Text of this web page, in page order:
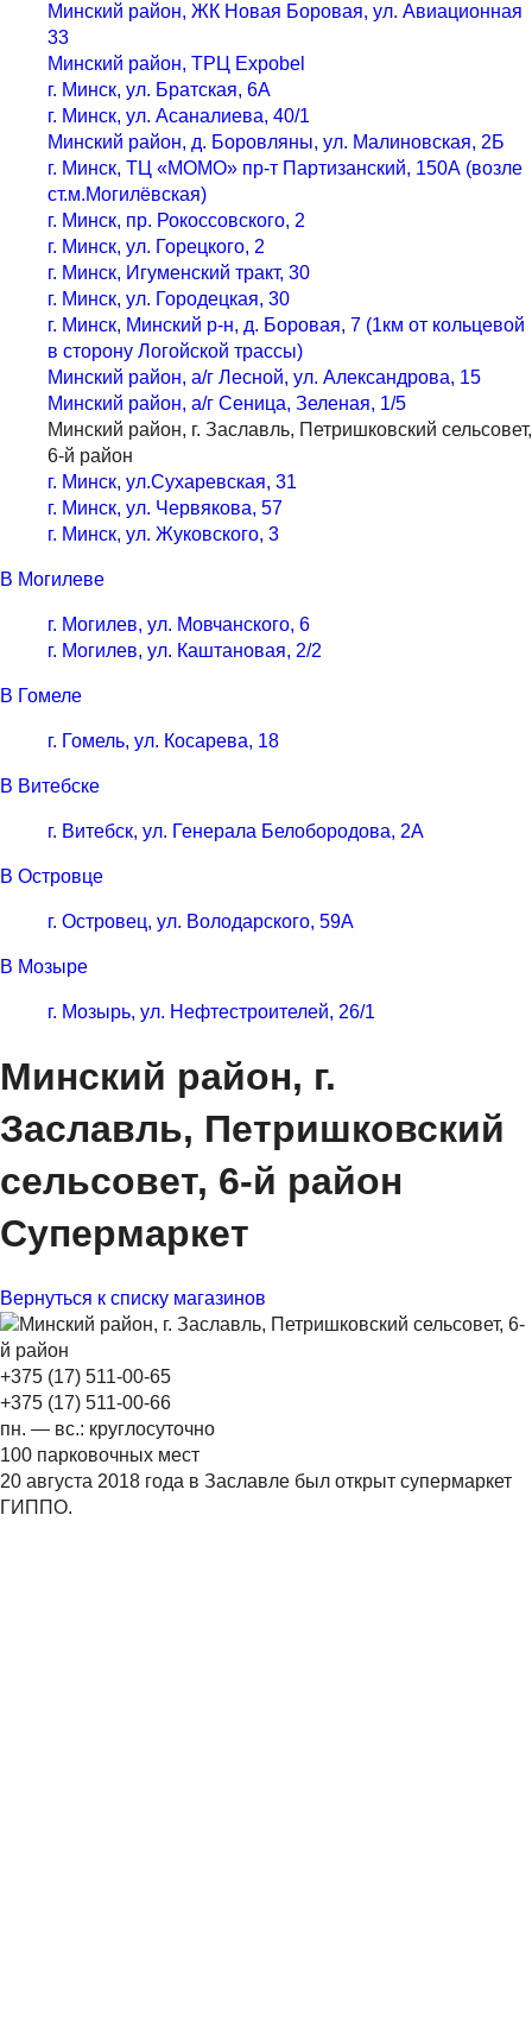
Минский район, ЖК Новая Боровая, ул. Авиационная
33
Минский район, ТРЦ Expobel
г. Минск, ул. Братская, 6А
г. Минск, ул. Асаналиева, 40/1
Минский район, д. Боровляны, ул. Малиновская, 2Б
г. Минск, ТЦ «МОМО» пр-т Партизанский, 150А (возле
ст.м.Могилёвская)
г. Минск, пр. Рокоссовского, 2
г. Минск, ул. Горецкого, 2
г. Минск, Игуменский тракт, 30
г. Минск, ул. Городецкая, 30
г. Минск, Минский р-н, д. Боровая, 7 (1км от кольцевой
в сторону Логойской трассы)
Минский район, а/г Лесной, ул. Александрова, 15
Минский район, а/г Сеница, Зеленая, 1/5
Минский район, г. Заславль, Петришковский сельсовет,
6-й район
г. Минск, ул.Сухаревская, 31
г. Минск, ул. Червякова, 57
г. Минск, ул. Жуковского, 3
В Могилеве
г. Могилев, ул. Мовчанского, 6
г. Могилев, ул. Каштановая, 2/2
В Гомеле
г. Гомель, ул. Косарева, 18
В Витебске
г. Витебск, ул. Генерала Белобородова, 2А
В Островце
г. Островец, ул. Володарского, 59А
В Мозыре
г. Мозырь, ул. Нефтестроителей, 26/1
Минский район, г.
Заславль, Петришковский
сельсовет, 6-й район
Супермаркет
Вернуться к списку магазинов
+375 (17) 511-00-65
+375 (17) 511-00-66
пн. — вс.: круглосуточно
100 парковочных мест
20 августа 2018 года в Заславле был открыт супермаркет
ГИППО.